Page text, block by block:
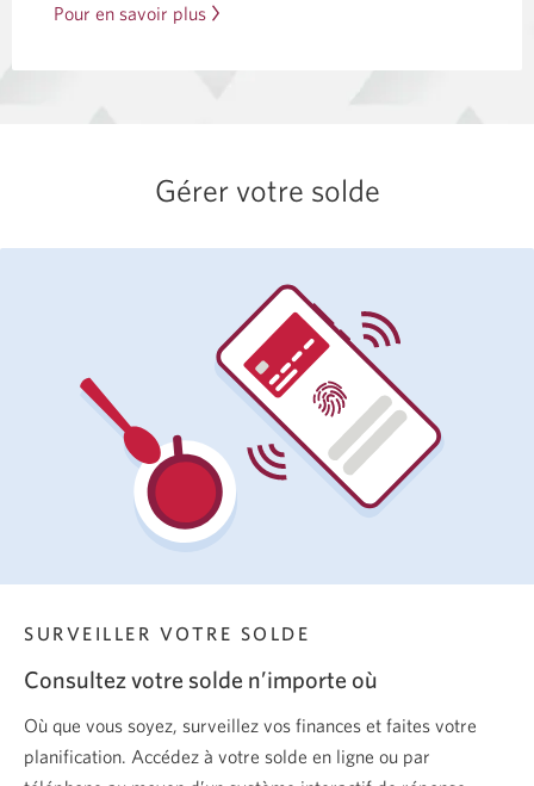
Pour en savoir plus sur
suivi
avec
Gérer votre solde
SURVEILLER VOTRE SOLDE
Consultez votre solde n’importe où
Où que vous soyez, surveillez vos finances et faites votre
planification. Accédez à votre solde en ligne ou par